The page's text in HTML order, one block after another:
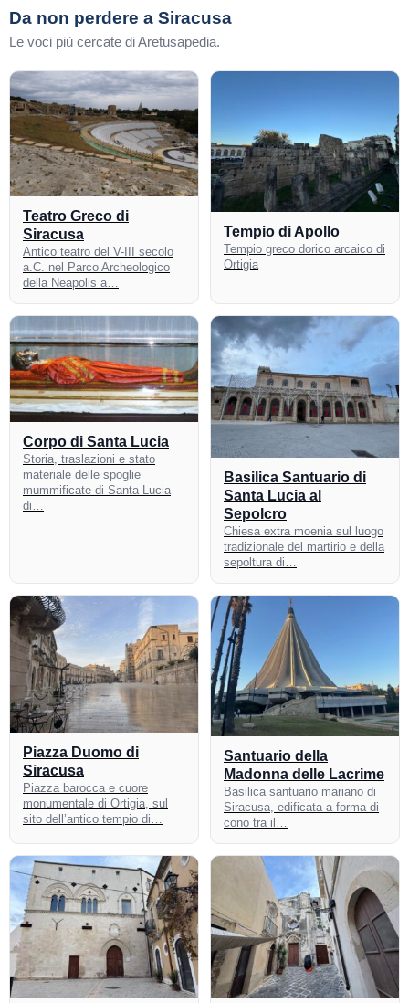
Da non perdere a Siracusa
Le voci più cercate di Aretusapedia.
Teatro Greco di
Siracusa
Antico teatro del V-III secolo
a.C. nel Parco Archeologico
della Neapolis a…
Tempio di Apollo
Tempio greco dorico arcaico di
Ortigia
Corpo di Santa Lucia
Storia, traslazioni e stato
materiale delle spoglie
mummificate di Santa Lucia
di…
Basilica Santuario di
Santa Lucia al
Sepolcro
Chiesa extra moenia sul luogo
tradizionale del martirio e della
sepoltura di…
Piazza Duomo di
Siracusa
Piazza barocca e cuore
monumentale di Ortigia, sul
sito dell’antico tempio di…
Santuario della
Madonna delle Lacrime
Basilica santuario mariano di
Siracusa, edificata a forma di
cono tra il…